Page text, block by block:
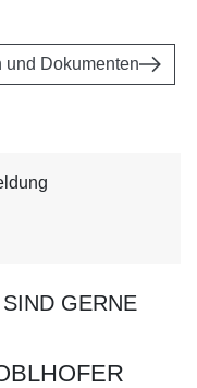
und Dokumenten
GERNE